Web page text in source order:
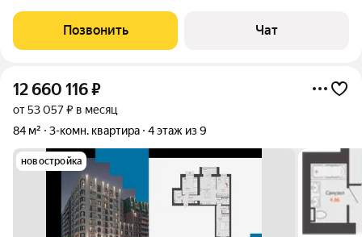
квартиры открываются потрясающие виды на главные
достопримечательности города:
Позвонить Чат
12 660 116₽
от 53 057 ₽ в месяц
84 м²
3-комн. квартира 4 этаж из 9
новостройка